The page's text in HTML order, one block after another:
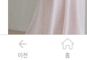
이전 홈